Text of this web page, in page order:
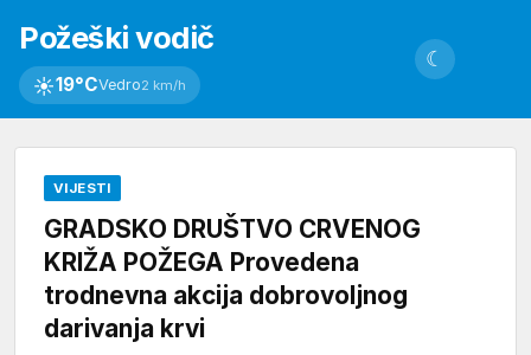
Požeški vodič
☀19°CVedro2 km/h
☾
VIJESTI
GRADSKO DRUŠTVO CRVENOG
KRIŽA POŽEGA Provedena
trodnevna akcija dobrovoljnog
darivanja krvi